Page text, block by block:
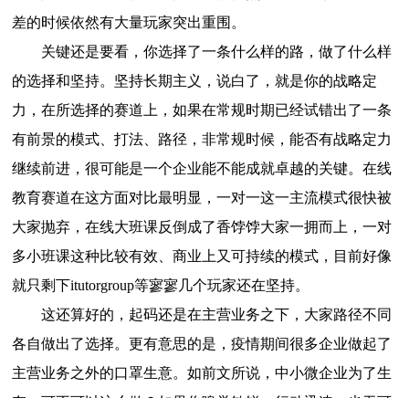
差的时候依然有大量玩家突出重围。
关键还是要看，你选择了一条什么样的路，做了什么样
的选择和坚持。坚持长期主义，说白了，就是你的战略定
力，在所选择的赛道上，如果在常规时期已经试错出了一条
有前景的模式、打法、路径，非常规时候，能否有战略定力
继续前进，很可能是一个企业能不能成就卓越的关键。在线
教育赛道在这方面对比最明显，一对一这一主流模式很快被
大家抛弃，在线大班课反倒成了香饽饽大家一拥而上，一对
多小班课这种比较有效、商业上又可持续的模式，目前好像
就只剩下itutorgroup等寥寥几个玩家还在坚持。
这还算好的，起码还是在主营业务之下，大家路径不同
各自做出了选择。更有意思的是，疫情期间很多企业做起了
主营业务之外的口罩生意。如前文所说，中小微企业为了生